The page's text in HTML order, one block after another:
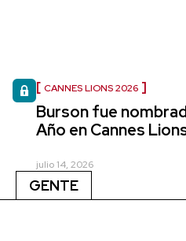
CANNES LIONS 2026
Burson fue
Año en Cannes
julio 14, 2026
GENTE